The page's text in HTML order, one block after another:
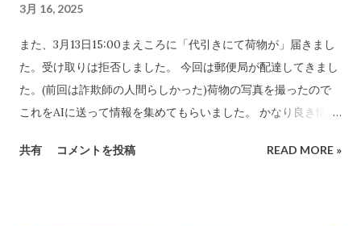
3月 16, 2025
また、3月13日15:00まえころに「代引きにて荷物が」届きまし
た。受け取りは拒否しました。 今回は郵便局が配達してきまし
た。(前回は詐欺師の人間らしかった)荷物の写真を撮ったので
これをAIに送って情報を集めてもらいました。 かなり良き情報
さまざま考え抜いてやっています。 高齢の女性や意思表示がで
共有 コメントを投稿 READ MORE »